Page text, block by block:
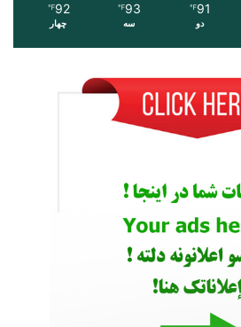
91
℉
دو
93
℉
سه
92
℉
چهار